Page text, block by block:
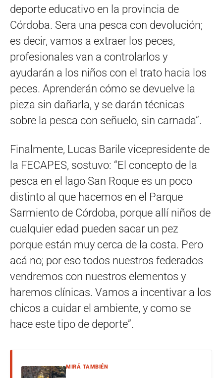
deporte educativo en la provincia de
Córdoba. Sera una pesca con devolución;
es decir, vamos a extraer los peces,
profesionales van a controlarlos y
ayudarán a los niños con el trato hacia los
peces. Aprenderán cómo se devuelve la
pieza sin dañarla, y se darán técnicas
sobre la pesca con señuelo, sin carnada”.
Finalmente, Lucas Barile vicepresidente de
la FECAPES, sostuvo: “El concepto de la
pesca en el lago San Roque es un poco
distinto al que hacemos en el Parque
Sarmiento de Córdoba, porque allí niños de
cualquier edad pueden sacar un pez
porque están muy cerca de la costa. Pero
acá no; por eso todos nuestros federados
vendremos con nuestros elementos y
haremos clínicas. Vamos a incentivar a los
chicos a cuidar el ambiente, y como se
hace este tipo de deporte”.
MIRÁ TAMBIÉN